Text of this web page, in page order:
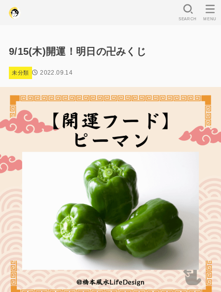
SEARCH MENU
9/15(木)開運！明日の卍みくじ
未分類 2022.09.14